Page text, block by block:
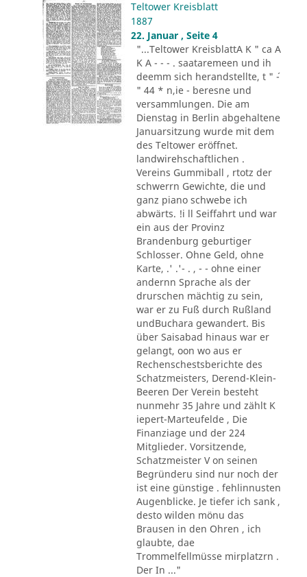
Teltower Kreisblatt
1887
22. Januar , Seite 4
"...Teltower KreisblattA K " ca A
K A - - - . saataremeen und ih
deemm sich herandstellte, t " ´-
" 44 * n,ie - beresne und
versammlungen. Die am
Dienstag in Berlin abgehaltene
Januarsitzung wurde mit dem
des Teltower eröffnet.
landwirehschaftlichen .
Vereins Gummiball , rtotz der
schwerrn Gewichte, die und
ganz piano schwebe ich
abwärts. !i ll Seiffahrt und war
ein aus der Provinz
Brandenburg geburtiger
Schlosser. Ohne Geld, ohne
Karte, .' .'- . , - - ohne einer
andernn Sprache als der
drurschen mächtig zu sein,
war er zu Fuß durch Rußland
undBuchara gewandert. Bis
über Saisabad hinaus war er
gelangt, oon wo aus er
Rechenschestsberichte des
Schatzmeisters, Derend-Klein-
Beeren Der Verein besteht
nunmehr 35 Jahre und zählt K
iepert-Marteufelde , Die
Finanziage und der 224
Mitglieder. Vorsitzende,
Schatzmeister V on seinen
Begründeru sind nur noch der
ist eine günstige . fehlinnusten
Augenblicke. Je tiefer ich sank ,
desto wilden mönu das
Brausen in den Ohren , ich
glaubte, dae
Trommelfellmüsse mirplatzrn .
Der In ..."